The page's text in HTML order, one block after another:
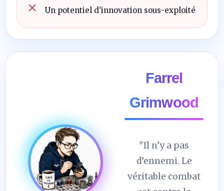
Un potentiel d’innovation sous-exploité
Farrel
Grimwood
"Il n’y a pas
d’ennemi. Le
véritable combat